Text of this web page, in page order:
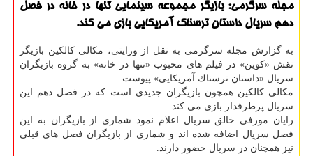
مجله سرگرمی: بازیگر مجموعه سینمایی تنها در خانه در فصل
دهم سریال داستان ترسناك آمریكایی بازی می كند.
به گزارش مجله سرگرمی به نقل از ورایتی، مكالی كالكین بازیگر
نقش «كوین» در فیلم های محبوب «تنها در خانه» به گروه بازیگران
سریال «داستان ترسناك آمریكایی» پیوست.
مكالی كالكین همچون بازیگران جدیدی است كه در فصل دهم این
سریال پرطرفدار بازی می كند.
رایان مورفی خالق سریال اعلام نمود شماری از بازیگران به این
فصل سریال اضافه شده اند و شماری از بازیگران فصل های قبلی
نیز همچنان در سریال حضور دارند.